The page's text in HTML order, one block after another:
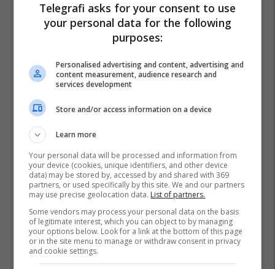
Xavi Chelsea Premier League
Telegrafi asks for your consent to use
your personal data for the following
purposes:
Personalised advertising and content, advertising and
content measurement, audience research and
services development
Store and/or access information on a device
Learn more
Your personal data will be processed and information from
your device (cookies, unique identifiers, and other device
data) may be stored by, accessed by and shared with 369
partners, or used specifically by this site. We and our partners
may use precise geolocation data. List of partners.
Some vendors may process your personal data on the basis
of legitimate interest, which you can object to by managing
your options below. Look for a link at the bottom of this page
or in the site menu to manage or withdraw consent in privacy
and cookie settings.